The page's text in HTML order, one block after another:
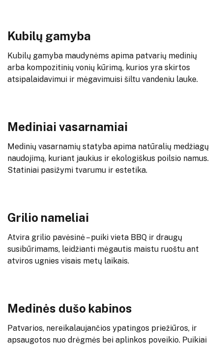
Kubilų gamyba
Kubilų gamyba maudynėms apima patvarių medinių
arba kompozitinių vonių kūrimą, kurios yra skirtos
atsipalaidavimui ir mėgavimuisi šiltu vandeniu lauke.
Mediniai vasarnamiai
Medinių vasarnamių statyba apima natūralių medžiagų
naudojimą, kuriant jaukius ir ekologiškus poilsio namus.
Statiniai pasižymi tvarumu ir estetika.
Grilio nameliai
Atvira grilio pavėsinė – puiki vieta BBQ ir draugų
susibūrimams, leidžianti mėgautis maistu ruoštu ant
atviros ugnies visais metų laikais.
Medinės dušo kabinos
Patvarios, nereikalaujančios ypatingos priežiūros, ir
apsaugotos nuo drėgmės bei aplinkos poveikio. Puikiai